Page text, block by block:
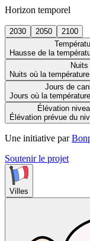
Horizon temporel
2030 2050
2100
Hausse de la
Nuits où la
Jours de
Jours où la
Élévation
Élévation prévue du
Une initiative par
Soutenir le projet
Villes